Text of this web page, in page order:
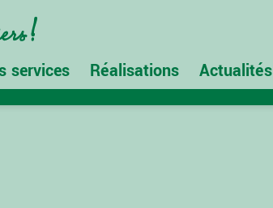
services Réalisations Actualités